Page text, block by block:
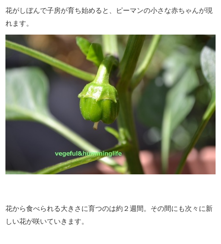
花がしぼんで子房が育ち始めると、ピーマンの小さな赤ちゃんが現
れます。
花から食べられる大きさに育つのは約２週間。その間にも次々に新
しい花が咲いていきます。